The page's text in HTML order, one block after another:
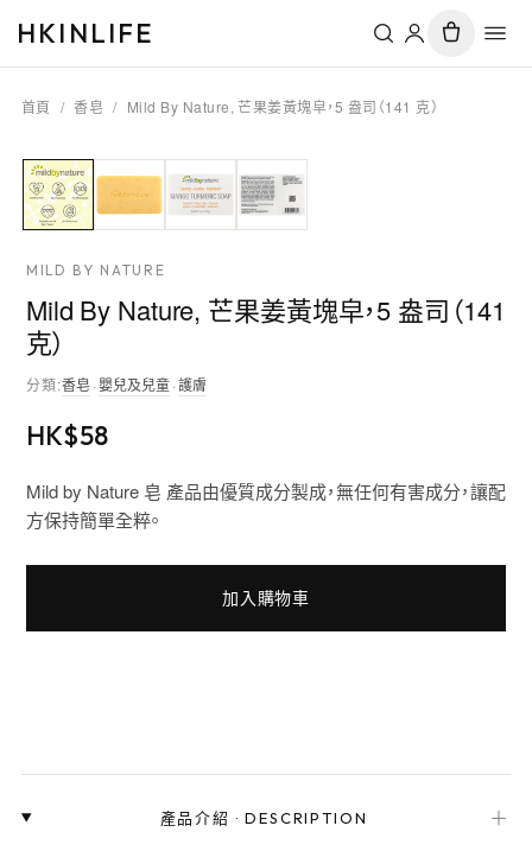
HKINLIFE
首頁 / 香皂 / Mild By Nature, 芒果姜黃塊皁，5 盎司（141 克）
MILD BY NATURE
Mild By Nature, 芒果姜黃塊皁，5 盎司（141
克）
分類:香皂·嬰兒及兒童·護膚
HK$58
Mild by Nature 皂 產品由優質成分製成，無任何有害成分，讓配
方保持簡單全粹。
加入購物車
產品介紹 ·DESCRIPTION ＋